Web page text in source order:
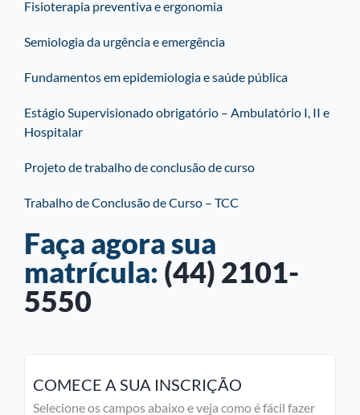
Fisioterapia preventiva e ergonomia
Semiologia da urgência e emergência
Fundamentos em epidemiologia e saúde pública
Estágio Supervisionado obrigatório – Ambulatório I, II e
Hospitalar
Projeto de trabalho de conclusão de curso
Trabalho de Conclusão de Curso – TCC
Faça agora sua
matrícula: (44) 2101-
5550
COMECE A SUA INSCRIÇÃO
Selecione os campos abaixo e veja como é fácil fazer